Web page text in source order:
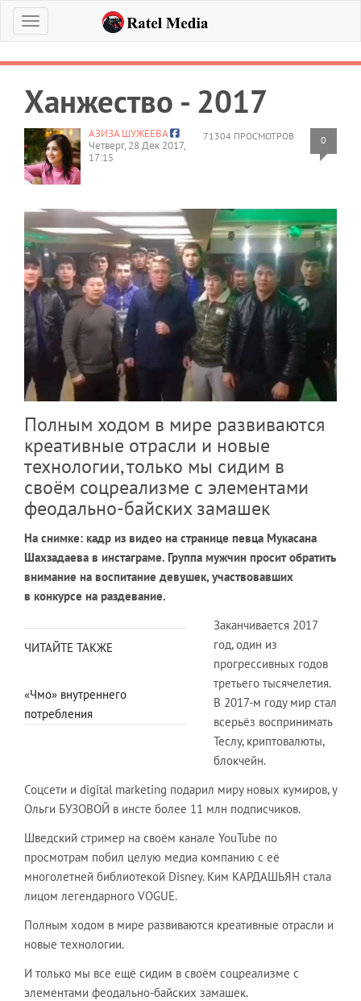
Меню
Ханжество - 2017
71304 ПРОСМОТРОВ 0
АЗИЗА ШУЖЕЕВА
Четверг, 28 Дек 2017,
17:15
Полным ходом в мире развиваются
креативные отрасли и новые
технологии, только мы сидим в
своём соцреализме с элементами
феодально-байских замашек
На снимке: кадр из видео на странице певца Мукасана
Шахзадаева в инстаграме. Группа мужчин просит обратить
внимание на воспитание девушек, участвовавших
в конкурсе на раздевание.
ЧИТАЙТЕ ТАКЖЕ
«Чмо» внутреннего
потребления
Заканчивается 2017
год, один из
прогрессивных годов
третьего тысячелетия.
В 2017-м году мир стал
всерьёз воспринимать
Теслу, криптовалюты,
блокчейн.
Соцсети и digital marketing подарил миру новых кумиров, у
Ольги БУЗОВОЙ в инсте более 11 млн подписчиков.
Шведский стример на своём канале YouTube по
просмотрам побил целую медиа компанию с её
многолетней библиотекой Disney. Ким КАРДАШЬЯН стала
лицом легендарного VOGUE.
Полным ходом в мире развиваются креативные отрасли и
новые технологии.
И только мы все ещё сидим в своём соцреализме с
элементами феодально-байских замашек.